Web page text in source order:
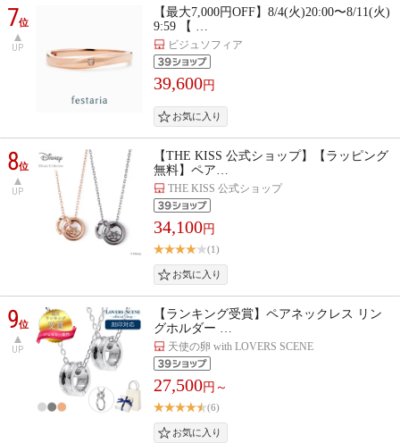
7位
UP
【最大7,000円OFF】8/4(火)20:00〜8/11(火)
9:59 【 …
ビジュソフィア
39,600円
8位
UP
【THE KISS 公式ショップ】【ラッピング
無料】ペア…
THE KISS 公式ショップ
34,100円
(1)
9位
UP
【ランキング受賞】ペアネックレス リン
グホルダー …
天使の卵 with LOVERS SCENE
27,500円～
(6)